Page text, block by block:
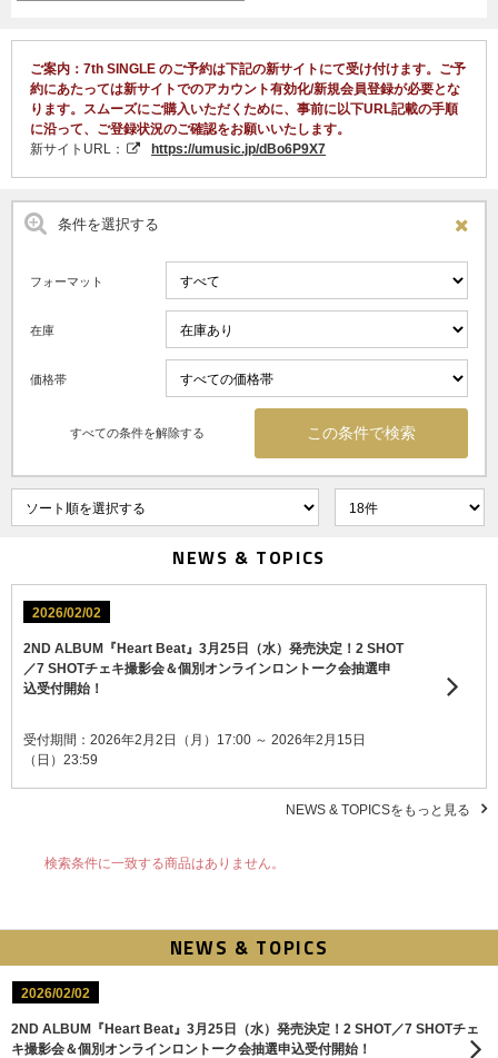
ご案内：7th SINGLE のご予約は下記の新サイトにて受け付けます。ご予
約にあたっては新サイトでのアカウント有効化/新規会員登録が必要とな
ります。スムーズにご購入いただくために、事前に以下URL記載の手順
に沿って、ご登録状況のご確認をお願いいたします。
新サイトURL：
https://umusic.jp/dBo6P9X7
条件を選択する
フォーマット
在庫
価格帯
すべての条件を解除する
NEWS & TOPICS
2026/02/02
2ND ALBUM『Heart Beat』3月25日（水）発売決定！2 SHOT
／7 SHOTチェキ撮影会＆個別オンラインロントーク会抽選申
込受付開始！
受付期間：2026年2月2日（月）17:00 ～ 2026年2月15日
（日）23:59
NEWS & TOPICSをもっと見る
検索条件に一致する商品はありません。
NEWS & TOPICS
2026/02/02
2ND ALBUM『Heart Beat』3月25日（水）発売決定！2 SHOT／7 SHOTチェ
キ撮影会＆個別オンラインロントーク会抽選申込受付開始！